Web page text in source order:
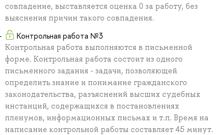
совпадение, выставляется оценка 0 за работу, без
выяснения причин такого совпадения.
Контрольная работа №3
Контрольная работа выполняются в письменной
форме. Контрольная работа состоит из одного
письменного задания - задачи, позволяющей
определить знание и понимание гражданского
законодательства, разъяснений высших судебных
инстанций, содержащихся в постановлениях
пленумов, информационных письмах и т.п. Время на
написание контрольной работы составляет 45 минут.